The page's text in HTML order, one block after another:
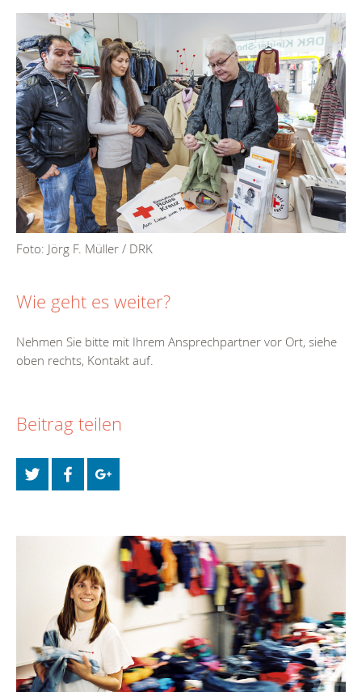
Foto: Jörg F. Müller / DRK
Wie geht es weiter?
Nehmen Sie bitte mit Ihrem Ansprechpartner vor Ort, siehe
oben rechts, Kontakt auf.
Beitrag teilen